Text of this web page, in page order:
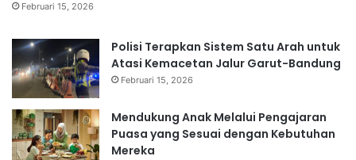
Februari 15, 2026
Polisi Terapkan Sistem Satu Arah untuk
Atasi Kemacetan Jalur Garut-Bandung
Februari 15, 2026
Mendukung Anak Melalui Pengajaran
Puasa yang Sesuai dengan Kebutuhan
Mereka